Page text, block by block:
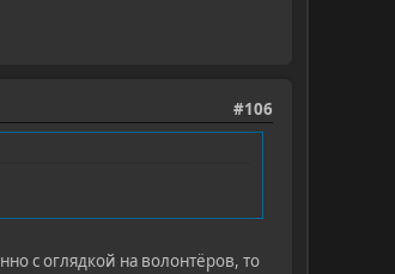
#106
с оглядкой на волонтёров, то